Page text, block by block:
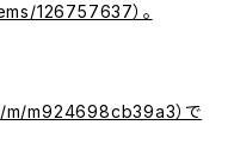
126757637）。
m924698cb39a3）で